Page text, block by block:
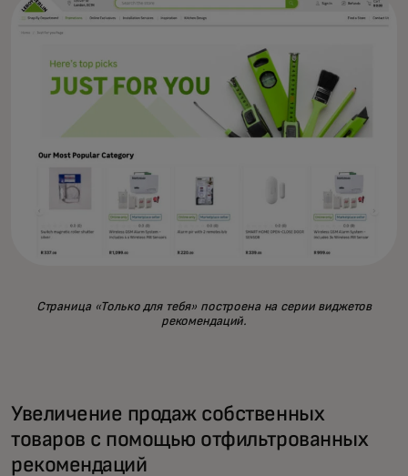
Страница «Только для тебя» построена на серии виджетов
рекомендаций.
Увеличение продаж собственных
товаров с помощью отфильтрованных
рекомендаций